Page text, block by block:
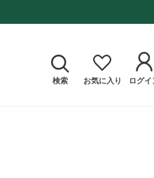
検索 お気に入り ログイ